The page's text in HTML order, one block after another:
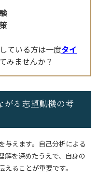
ている方は一度タイ
みませんか？
がる志望動機の考
与えます。自己分析による
解を深めたうえで、自身の
ることが重要です。